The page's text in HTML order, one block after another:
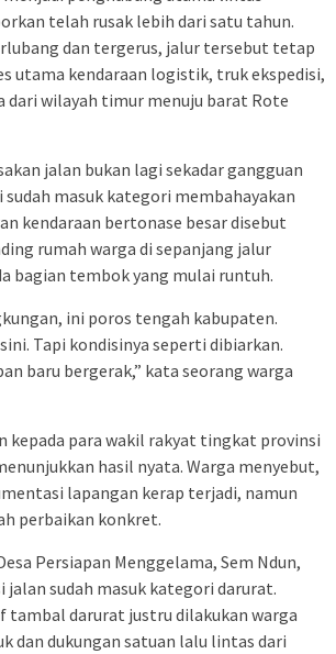
telah rusak lebih dari satu tahun.
dan tergerus, jalur tersebut tetap
utama kendaraan logistik, truk ekspedisi,
dari wilayah timur menuju barat Rote
jalan bukan lagi sekadar gangguan
masuk kategori membahayakan
kendaraan bertonase besar disebut
rumah warga di sepanjang jalur
bagian tembok yang mulai runtuh.
ini poros tengah kabupaten.
Tapi kondisinya seperti dibiarkan.
baru bergerak,” kata seorang warga
kepada para wakil rakyat tingkat provinsi
hasil nyata. Warga menyebut,
lapangan kerap terjadi, namun
perbaikan konkret.
Persiapan Menggelama, Sem Ndun,
jalan sudah masuk kategori darurat.
tambal darurat justru dilakukan warga
dan dukungan satuan lalu lintas dari